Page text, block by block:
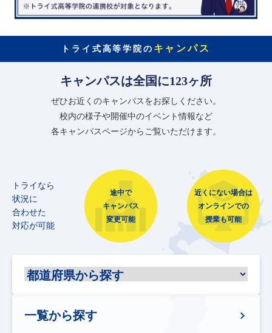
トライ式高等学院の キャンパス
キャンパスは全国に123ヶ所
ぜひお近くのキャンパスをお探しください。
校内の様子や開催中のイベント情報など
各キャンパスページからご覧いただけます。
トライなら
状況に
合わせた
対応が可能
途中で
キャンパス
変更可能
近くにない場合は
オンラインでの
授業も可能
一覧から探す